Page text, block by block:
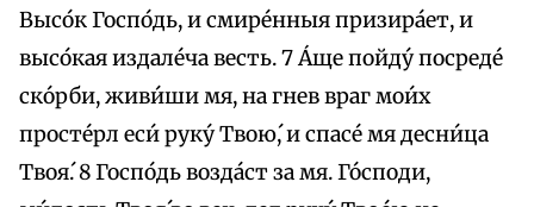
Высо́к Госпо́дь, и смире́нныя призира́ет, и
высо́кая издале́ча весть. 7 А́ще пойду́ посреде́
ско́рби, живи́ши мя, на гнев враг мои́х
просте́рл еси́ руку́ Твою́, и спасе́ мя десни́ца
Твоя́. 8 Госпо́дь возда́ст за мя. Го́споди,